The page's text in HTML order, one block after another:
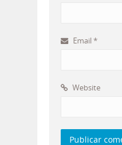
Email *
Website